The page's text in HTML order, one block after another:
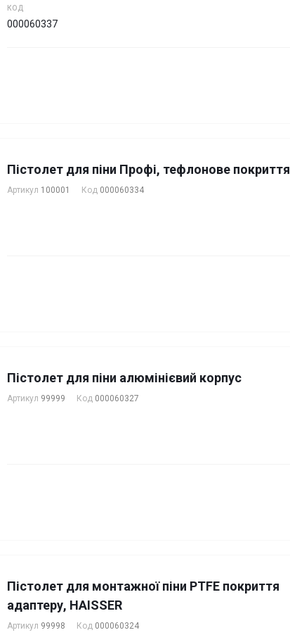
КОД
000060337
Пістолет для піни Профі, тефлонове покриття
Артикул 100001 Код 000060334
Пістолет для піни алюмінієвий корпус
Артикул 99999 Код 000060327
Пістолет для монтажної піни PTFE покриття
адаптеру, HAISSER
Артикул 99998 Код 000060324